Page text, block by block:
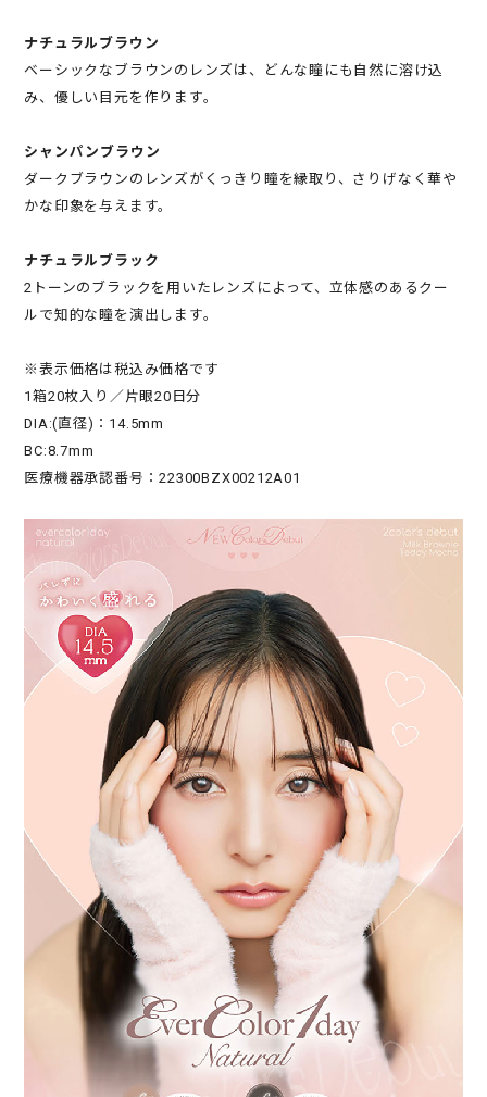
ナチュラルブラウン
ベーシックなブラウンのレンズは、どんな瞳にも自然に溶け込
み、優しい目元を作ります。
シャンパンブラウン
ダークブラウンのレンズがくっきり瞳を縁取り、さりげなく華や
かな印象を与えます。
ナチュラルブラック
2トーンのブラックを用いたレンズによって、立体感のあるクー
ルで知的な瞳を演出します。
※表示価格は税込み価格です
1箱20枚入り／片眼20日分
DIA:(直径)：14.5mm
BC:8.7mm
医療機器承認番号：22300BZX00212A01